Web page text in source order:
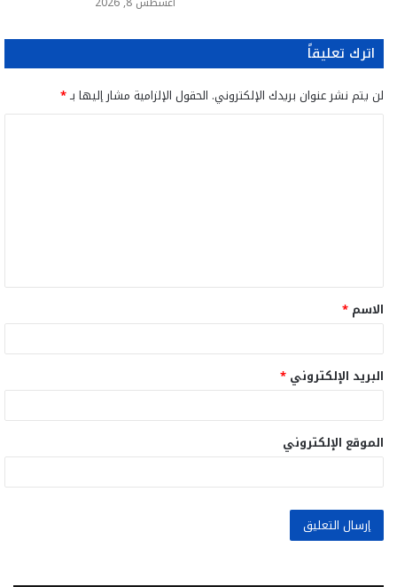
اترك تعليقاً
لن يتم نشر عنوان بريدك الإلكتروني. الحقول الإلزامية مشار إليها بـ*
ق
*
الاسم *
البريد الإلكتروني *
الموقع الإلكتروني